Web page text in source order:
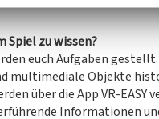
Spiel zu wissen?
euch Aufgaben
multimediale Objekte
über die App VR-
Informationen